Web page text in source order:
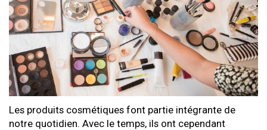
Les produits cosmétiques font partie intégrante de
notre quotidien. Avec le temps, ils ont cependant